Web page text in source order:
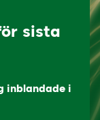
sista
inblandade i